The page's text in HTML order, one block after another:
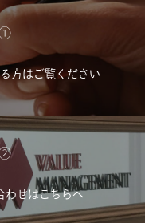
①
方はご覧ください
②
わせはこちらへ